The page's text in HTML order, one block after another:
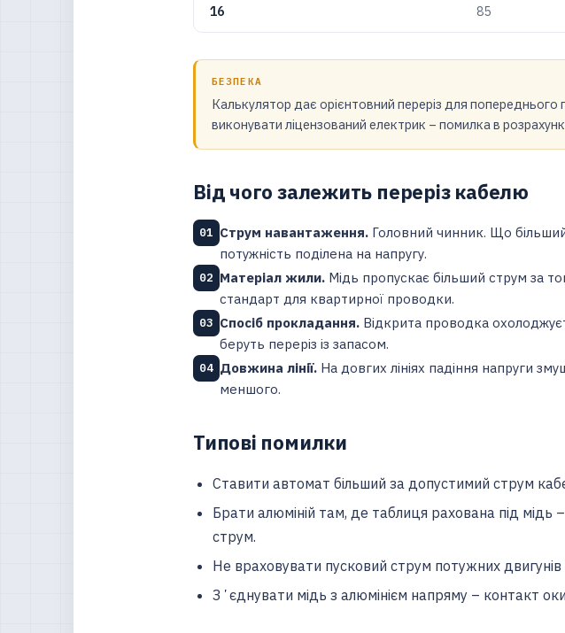
16 85
БЕЗПЕКА
Калькулятор дає орієнтовний переріз для
виконувати ліцензований електрик – помилка в
Від чого залежить переріз кабелю
01 Струм навантаження. Головний чинник. Що
потужність поділена на напругу.
02 Матеріал жили. Мідь пропускає більший струм за
стандарт для квартирної проводки.
03 Спосіб прокладання. Відкрита проводка
беруть переріз із запасом.
04 Довжина лінії. На довгих лініях падіння напруги
меншого.
Типові помилки
Ставити автомат більший за допустимий струм
Брати алюміній там, де таблиця рахована під мідь
струм.
Не враховувати пусковий струм потужних
Зʼєднувати мідь з алюмінієм напряму – контакт